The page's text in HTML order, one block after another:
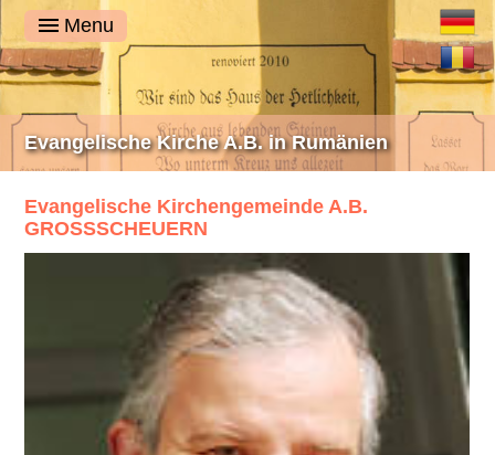
Evangelische Kirche A.B. in Rumänien
Evangelische Kirchengemeinde A.B.
GROSSSCHEUERN
Deutsch
Română
Menu